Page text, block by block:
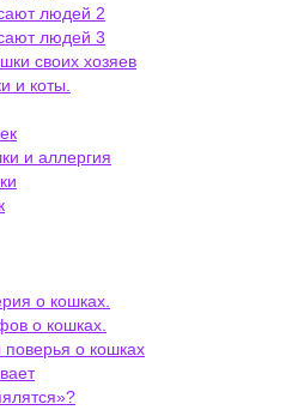
людей 2
людей 3
своих хозяев
и коты.
и аллергия
о кошках.
о кошках.
о кошках